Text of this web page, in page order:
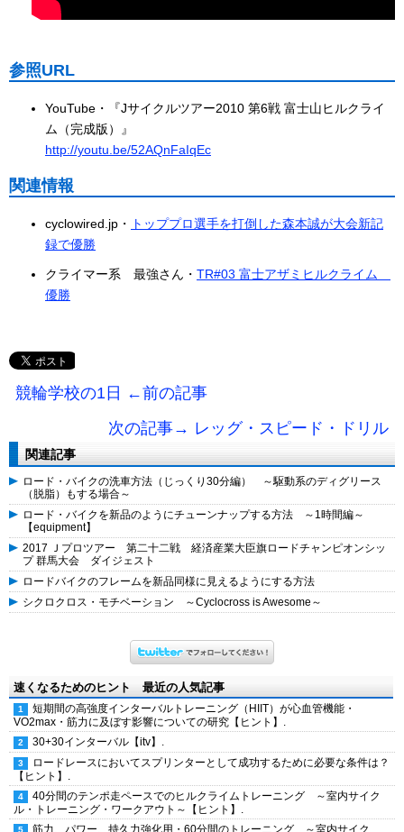
参照URL
YouTube・『Jサイクルツアー2010 第6戦 富士山ヒルクライ
ム（完成版）』
http://youtu.be/52AQnFaIqEc
関連情報
cyclowired.jp・
トッププロ選手を打倒した森本誠が大会新記
録で優勝
クライマー系 最強さん・ TR#03 富士アザミヒルクライム
優勝
競輪学校の1日 ←前の記事
次の記事→ レッグ・スピード・ドリル
関連記事
ロード・バイクの洗車方法（じっくり30分編） ～駆動系のディグリース
（脱脂）もする場合～
ロード・バイクを新品のようにチューンナップする方法 ～1時間編～
【equipment】
2017 Ｊプロツアー 第二十二戦 経済産業大臣旗ロードチャンピオンシッ
プ 群馬大会 ダイジェスト
ロードバイクのフレームを新品同様に見えるようにする方法
シクロクロス・モチベーション ～Cyclocross is Awesome～
速くなるためのヒント 最近の人気記事
短期間の高強度インターバルトレーニング（HIIT）が心血管機能・
VO2max・筋力に及ぼす影響についての研究【ヒント】.
30+30インターバル【itv】.
ロードレースにおいてスプリンターとして成功するために必要な条件は？
【ヒント】.
40分間のテンポ走ペースでのヒルクライムトレーニング ～室内サイク
ル・トレーニング・ワークアウト～【ヒント】.
筋力、パワー、持久力強化用・60分間のトレーニング ～室内サイク